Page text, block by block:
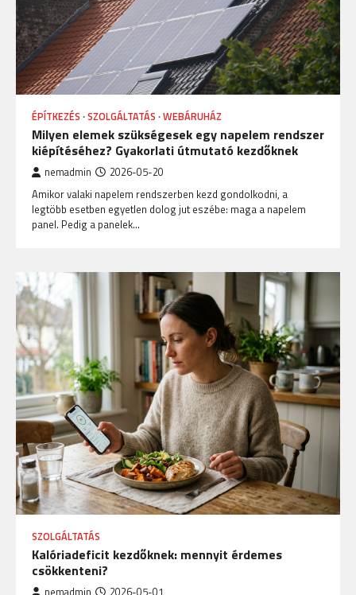
ÉPÍTKEZÉS SZOLGÁLTATÁS WEBÁRUHÁZ
Milyen elemek szükségesek egy napelem rendszer
kiépítéséhez? Gyakorlati útmutató kezdőknek
nemadmin 2026-05-20
Amikor valaki napelem rendszerben kezd gondolkodni, a
legtöbb esetben egyetlen dolog jut eszébe: maga a napelem
panel. Pedig a panelek…
SZOLGÁLTATÁS
Kalóriadeficit kezdőknek: mennyit érdemes
csökkenteni?